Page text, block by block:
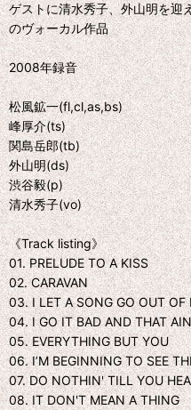
ゲストに清水秀子、外山明を迎
のヴォーカル作品
2008年録音
松風鉱一(fl,cl,as,bs)
峰厚介(ts)
関島岳郎(tb)
外山明(ds)
渋谷毅(p)
清水秀子(vo)
《Track listing》
01. PRELUDE TO A KISS
02. CARAVAN
03. I LET A SONG GO OUT OF
04. I GO IT BAD AND THAT
05. EVERYTHING BUT YOU
06. I’M BEGINNING TO SEE
07. DO NOTHIN' TILL YOU
08. IT DON'T MEAN A THING